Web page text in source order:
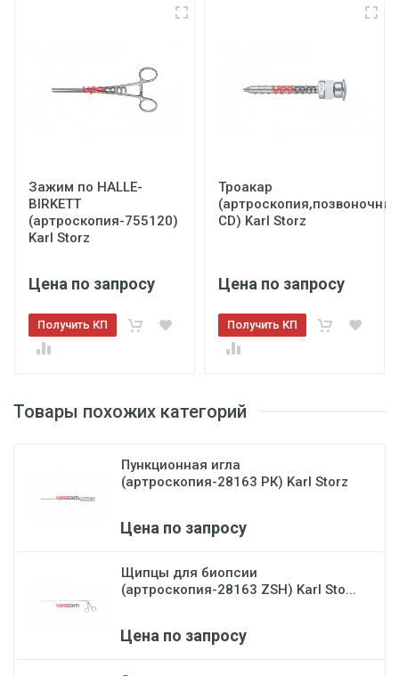
Товары похожих категорий
Пункционная игла
(артроскопия-28163 РК) Karl Storz
Цена по запросу
Щипцы для биопсии
(артроскопия-28163 ZSH) Karl Sto...
Цена по запросу
Зажим по HALLE-
BIRKETT
(артроскопия-755120)
Karl Storz
Цена по запросу
Получить КП
Троакар
CD) Karl Storz
Цена по запросу
Получить КП